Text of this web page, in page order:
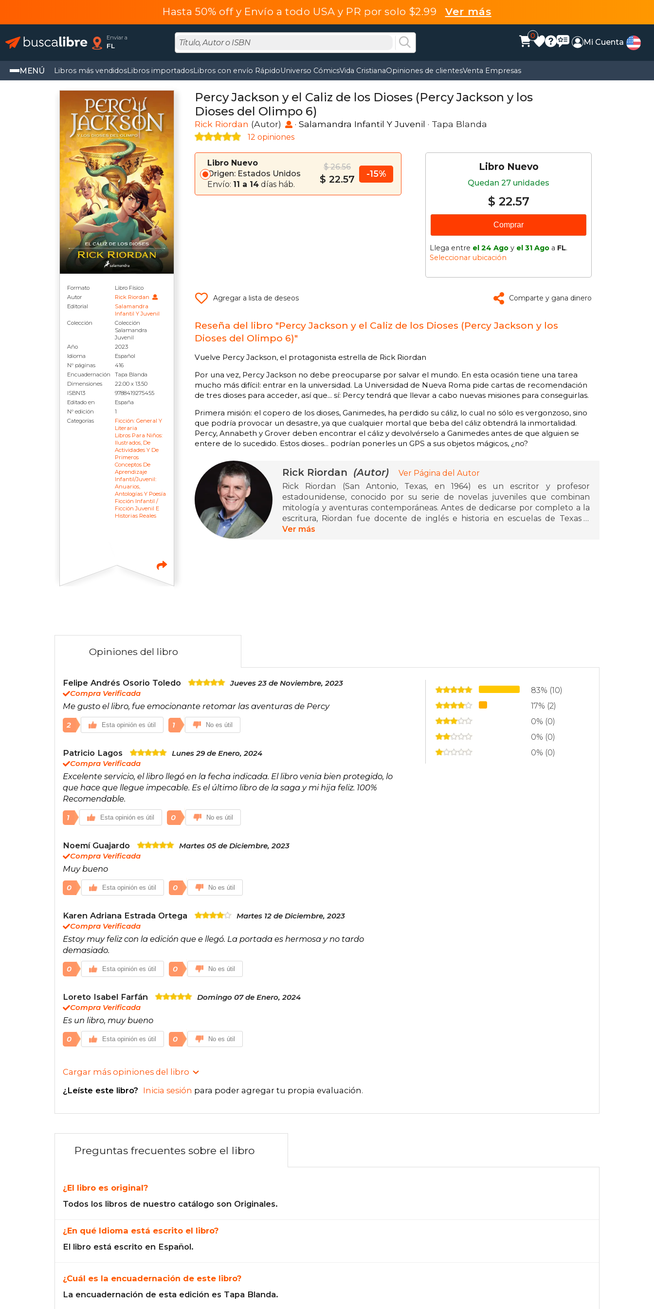
Hasta 50% off y Envío a todo USA y PR por solo $2.99 Ver más
Enviar a
FL
0
Mi Cuenta
MENÚ Libros más vendidosLibros importadosLibros con envío RápidoUniverso CómicsVida CristianaOpiniones de clientesVenta Empresas
Formato
Libro Físico
Autor
Rick Riordan
Editorial
Salamandra
Infantil Y Juvenil
Colección
Colección
Salamandra
Juvenil
Año
2023
Idioma
Español
N° páginas
416
Encuadernación
Tapa Blanda
Dimensiones
22.00 x 13.50
ISBN13
9788419275455
Editado en
España
N° edición
1
Categorías
Ficción: General Y
Literaria
Libros Para Niños:
Ilustrados, De
Actividades Y De
Primeros
Conceptos De
Aprendizaje
Infantil/juvenil:
Anuarios,
Antologías Y Poesía
Ficción Infantil /
Ficción Juvenil E
Historias Reales
Percy Jackson y el Caliz de los Dioses (Percy Jackson y los
Dioses del Olimpo 6)
Rick Riordan (Autor) · Salamandra Infantil Y Juvenil · Tapa Blanda
12 opiniones
Libro Nuevo
Origen: Estados Unidos
Envío: 11 a 14 días háb.
$ 26.56
$ 22.57 -15%
Libro Nuevo
Quedan 27 unidades
$ 22.57
Comprar
Llega entre el 24 Ago y el 31 Ago a FL.
Seleccionar ubicación
Agregar a lista de deseos Comparte y gana dinero
Reseña del libro "Percy Jackson y el Caliz de los Dioses (Percy Jackson y los
Dioses del Olimpo 6)"
Vuelve Percy Jackson, el protagonista estrella de Rick Riordan
Por una vez, Percy Jackson no debe preocuparse por salvar el mundo. En esta ocasión tiene una tarea
mucho más difícil: entrar en la universidad. La Universidad de Nueva Roma pide cartas de recomendación
de tres dioses para acceder, así que... sí: Percy tendrá que llevar a cabo nuevas misiones para conseguirlas.
Primera misión: el copero de los dioses, Ganimedes, ha perdido su cáliz, lo cual no sólo es vergonzoso, sino
que podría provocar un desastre, ya que cualquier mortal que beba del cáliz obtendrá la inmortalidad.
Percy, Annabeth y Grover deben encontrar el cáliz y devolvérselo a Ganimedes antes de que alguien se
entere de lo sucedido. Estos dioses... podrían ponerles un GPS a sus objetos mágicos, ¿no?
Rick Riordan (Autor)
Ver Página del Autor
Rick Riordan (San Antonio, Texas, en 1964) es un escritor y profesor
estadounidense, conocido por su serie de novelas juveniles que combinan
mitología y aventuras contemporáneas. Antes de dedicarse por completo a la
escritura, Riordan fue docente de inglés e historia en escuelas de Texas y
California. Su carrera despegó con la serie Percy Jackson y los dioses del
Ver más
Opiniones del libro
Felipe Andrés Osorio Toledo
Jueves 23 de Noviembre, 2023
Compra Verificada
Me gusto el libro, fue emocionante retomar las aventuras de Percy
2 Esta opinión es útil 1 No es útil
Patricio Lagos
Lunes 29 de Enero, 2024
Compra Verificada
Excelente servicio, el libro llegó en la fecha indicada. El libro venia bien protegido, lo
que hace que llegue impecable. Es el último libro de la saga y mi hija feliz. 100%
Recomendable.
1 Esta opinión es útil 0 No es útil
Noemí Guajardo
Martes 05 de Diciembre, 2023
Compra Verificada
Muy bueno
0 Esta opinión es útil 0 No es útil
Karen Adriana Estrada Ortega
Martes 12 de Diciembre, 2023
Compra Verificada
Estoy muy feliz con la edición que e llegó. La portada es hermosa y no tardo
demasiado.
0 Esta opinión es útil 0 No es útil
Loreto Isabel Farfán
Domingo 07 de Enero, 2024
Compra Verificada
Es un libro, muy bueno
0 Esta opinión es útil 0 No es útil
Cargar más opiniones del libro
¿Leíste este libro? Inicia sesión para poder agregar tu propia evaluación.
83% (10)
17% (2)
0% (0)
0% (0)
0% (0)
Preguntas frecuentes sobre el libro
¿El libro es original?
Todos los libros de nuestro catálogo son Originales.
¿En qué Idioma está escrito el libro?
El libro está escrito en Español.
¿Cuál es la encuadernación de este libro?
La encuadernación de esta edición es Tapa Blanda.